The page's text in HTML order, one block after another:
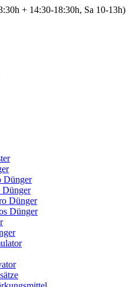
+ 14:30-18:30h, Sa 10-13h)
Dünger
Dünger
Dünger
Dünger